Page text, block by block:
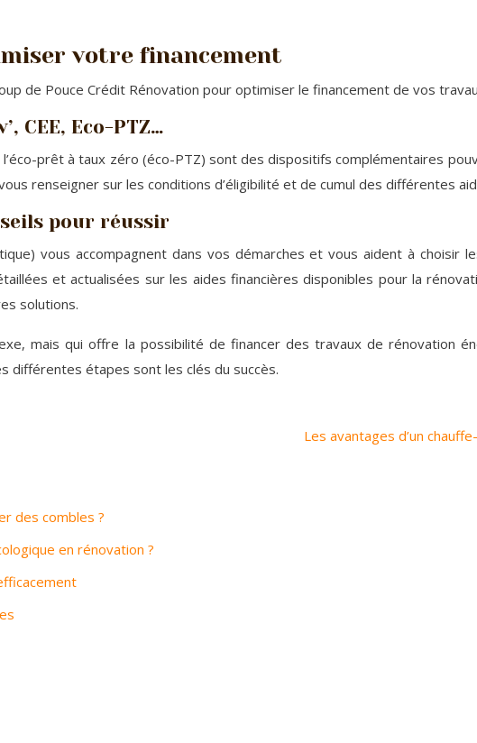
votre financement
de Pouce Crédit Rénovation pour optimiser le financement de vos
CEE, Eco-PTZ…
l’éco-prêt à taux zéro (éco-PTZ) sont des dispositifs complémentaires
renseigner sur les conditions d’éligibilité et de cumul des différentes
pour réussir
vous accompagnent dans vos démarches et vous aident à
et actualisées sur les aides financières disponibles pour la
solutions.
mais qui offre la possibilité de financer des travaux de rénovation
différentes étapes sont les clés du succès.
Les avantages d’un
des combles ?
en rénovation ?